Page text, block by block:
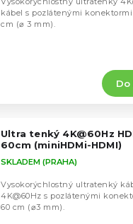
Do
kábel s pozlátenými
cm (⌀ 3 mm).
Ultra tenký 4K@60Hz
60cm (miniHDMi-HDMI)
SKLADEM (PRAHA)
Vysokorýchlostný ultratenký
4K@60Hz s pozlátenými
60 cm (⌀3 mm).